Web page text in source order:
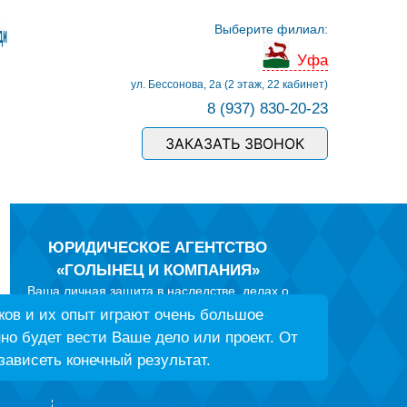
Выберите филиал:
Уфа
ул. Бессонова, 2а (2 этаж, 22 кабинет)
8 (937) 830-20-23
ЗАКАЗАТЬ ЗВОНОК
ЮРИДИЧЕСКОЕ АГЕНТСТВО
«ГОЛЫНЕЦ И КОМПАНИЯ»
Ваша личная защита в наследстве, делах о
защите прав потребителей, спорах по ДТП со
страховыми компаниями и
ГИБДД, в семейных делах и трудовых спорах, в
земельных конфликтах и вопросах
и их опыт играют очень большое
будет вести Ваше дело или проект. От
конечный результат.